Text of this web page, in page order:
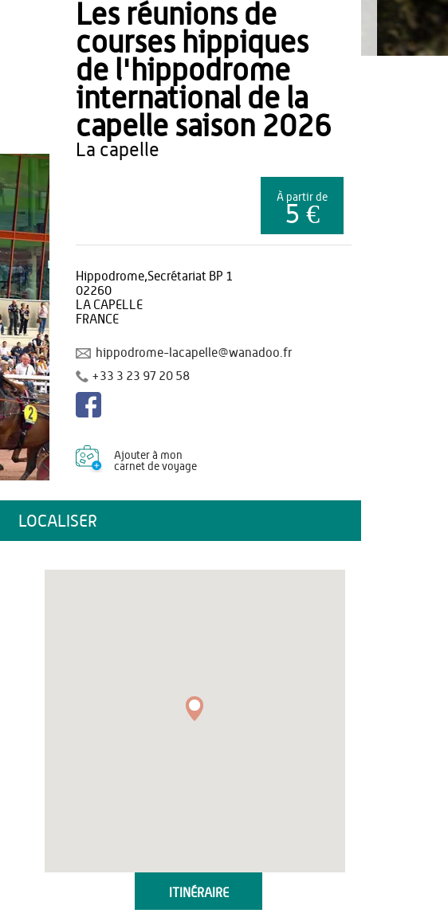
Les réunions de
courses hippiques
de l'hippodrome
international de la
capelle saison 2026
la capelle
À partir de
5 €
Hippodrome,Secrétariat BP 1
02260
LA CAPELLE
FRANCE
hippodrome-lacapelle@wanadoo.fr
+33 3 23 97 20 58
Ajouter à mon
carnet de voyage
LOCALISER
ITINÉRAIRE